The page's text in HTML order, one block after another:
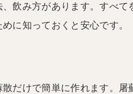
飲み方があります。すべて
に知っておくと安心です。
だけで簡単に作れます。屠